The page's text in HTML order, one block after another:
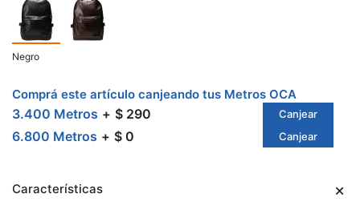
Negro
Comprá este artículo canjeando tus Metros OCA
3.400 Metros $ 290 Canjear
6.800 Metros $ 0 Canjear
Características